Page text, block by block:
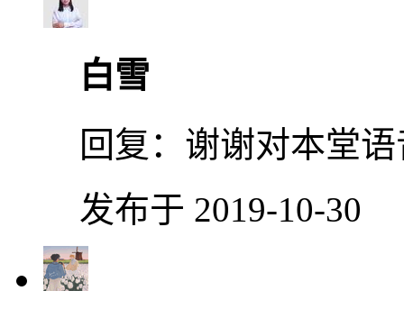
白雪
回复： 谢谢对本堂
发布于 2019-10-30